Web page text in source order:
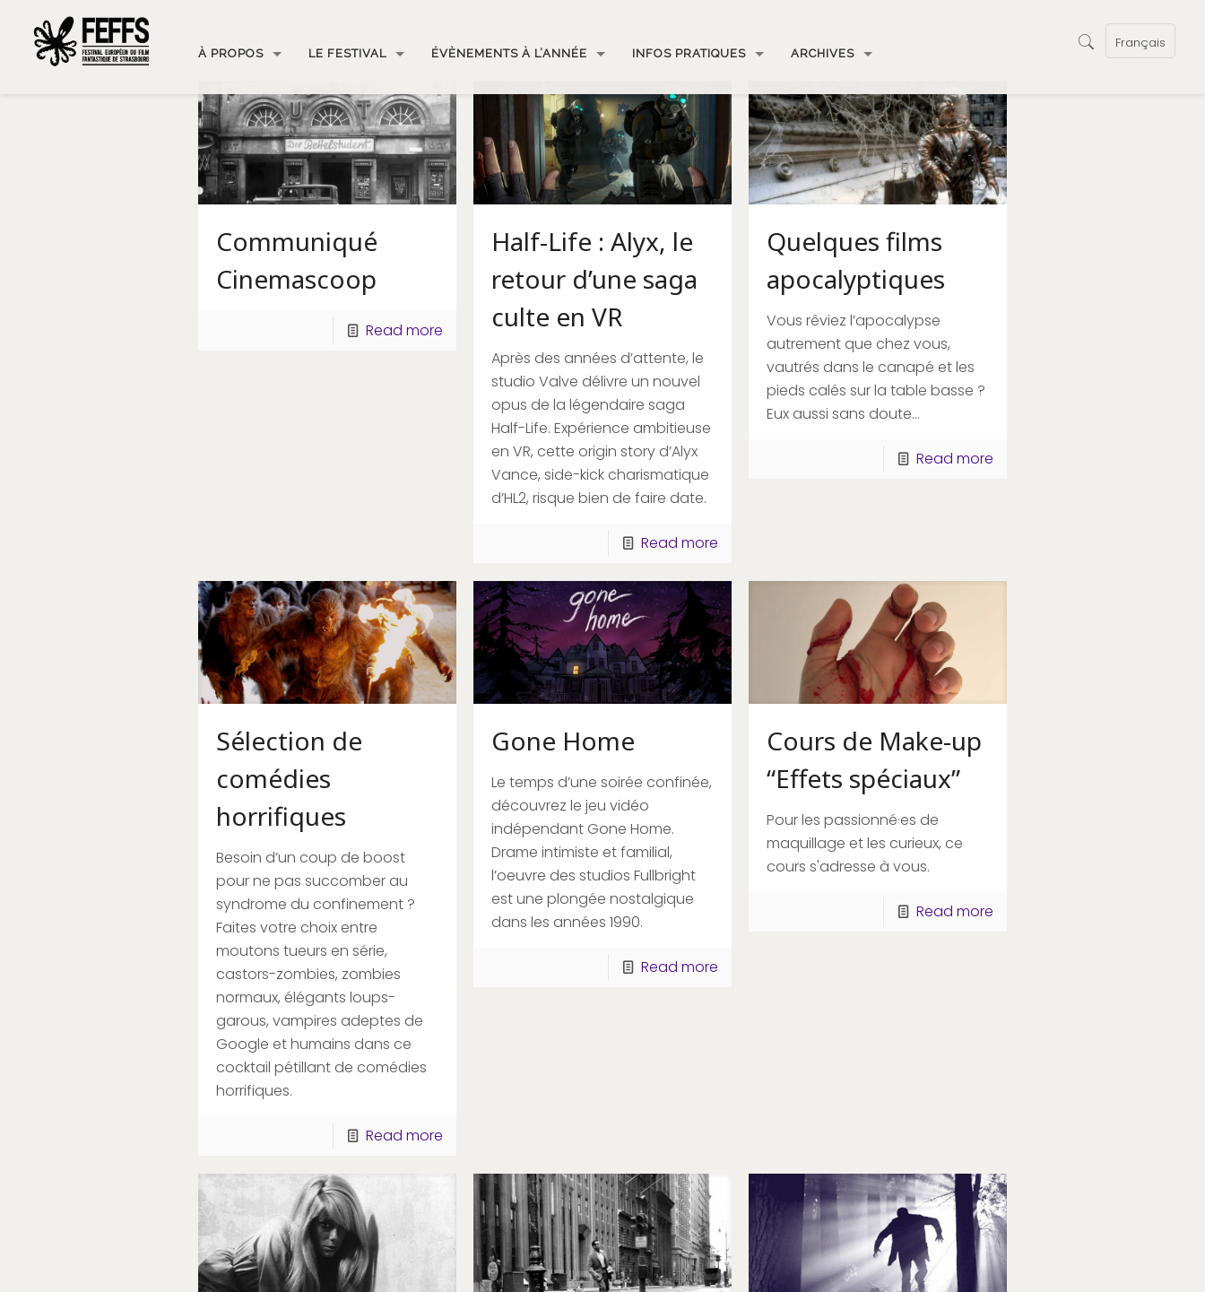
À PROPOS LE FESTIVAL ÉVÈNEMENTS À L’ANNÉE INFOS PRATIQUES ARCHIVES
Français
Communiqué
Cinemascoop
Read more
Half-Life : Alyx, le
retour d’une saga
culte en VR
Après des années d’attente, le
studio Valve délivre un nouvel
opus de la légendaire saga
Half-Life. Expérience ambitieuse
en VR, cette origin story d’Alyx
Vance, side-kick charismatique
d’HL2, risque bien de faire date.
Read more
Quelques films
apocalyptiques
Vous rêviez l’apocalypse
autrement que chez vous,
vautrés dans le canapé et les
pieds calés sur la table basse ?
Eux aussi sans doute…
Read more
Sélection de
comédies
horrifiques
Besoin d’un coup de boost
pour ne pas succomber au
syndrome du confinement ?
Faites votre choix entre
moutons tueurs en série,
castors-zombies, zombies
normaux, élégants loups-
garous, vampires adeptes de
Google et humains dans ce
cocktail pétillant de comédies
horrifiques.
Read more
Gone Home
Le temps d’une soirée confinée,
découvrez le jeu vidéo
indépendant Gone Home.
Drame intimiste et familial,
l’oeuvre des studios Fullbright
est une plongée nostalgique
dans les années 1990.
Read more
Cours de Make-up
“Effets spéciaux”
Pour les passionné·es de
maquillage et les curieux, ce
cours s'adresse à vous.
Read more